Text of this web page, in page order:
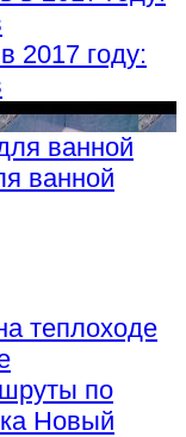
2017 году:
ванной
теплоходе
по
Новый